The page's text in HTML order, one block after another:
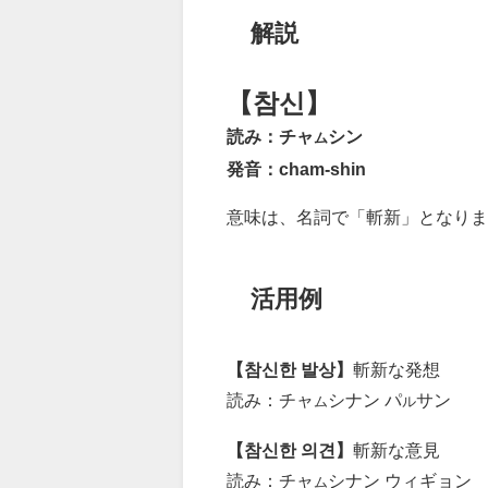
解説
【참신】
読み：チャ ムシン
発音：cham-shin
意味は、名詞で「斬新」となり
活用例
【참신한 발상】 斬新な発想
読み：チャ ム シナン パルサン
【참신한 의견】 斬新な意見
読み：チャ ム シナン ウィギョン